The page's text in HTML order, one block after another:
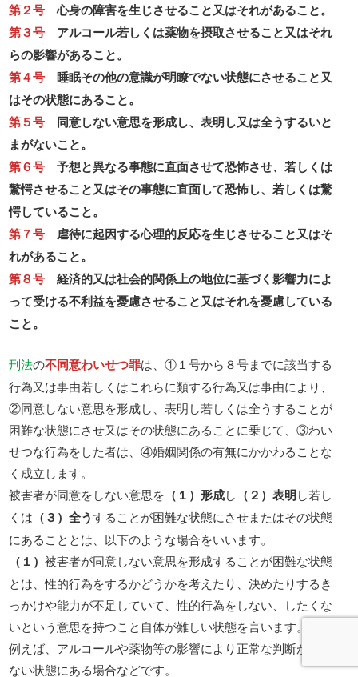
第２号
心身の障害を生じさせること又はそれがあること。
第３号
アルコール若しくは薬物を摂取させること又はそれ
らの影響があること。
第４号
睡眠その他の意識が明瞭でない状態にさせること又
はその状態にあること。
第５号
同意しない意思を形成し、表明し又は全うするいと
まがないこと。
第６号
予想と異なる事態に直面させて恐怖させ、若しくは
驚愕させること又はその事態に直面して恐怖し、若しくは驚
愕していること。
第７号
虐待に起因する心理的反応を生じさせること又はそ
れがあること。
第８号
経済的又は社会的関係上の地位に基づく影響力によ
って受ける不利益を憂慮させること又はそれを憂慮している
こと。
刑法の不同意わいせつ罪は、①１号から８号までに該当する
行為又は事由若しくはこれらに類する行為又は事由により、
②同意しない意思を形成し、表明し若しくは全うすることが
困難な状態にさせ又はその状態にあることに乗じて、③わい
せつな行為をした者は、④婚姻関係の有無にかかわることな
く成立します。
被害者が同意をしない意思を （１）形成し （２）表明し若し
くは （３）全うすることが困難な状態にさせまたはその状態
にあることとは、以下のような場合をいいます。
（１）被害者が同意しない意思を形成することが困難な状態
とは、性的行為をするかどうかを考えたり、決めたりするき
っかけや能力が不足していて、性的行為をしない、したくな
いという意思を持つこと自体が難しい状態を言います。
例えば、アルコールや薬物等の影響により正常な判断ができ
ない状態にある場合などです。